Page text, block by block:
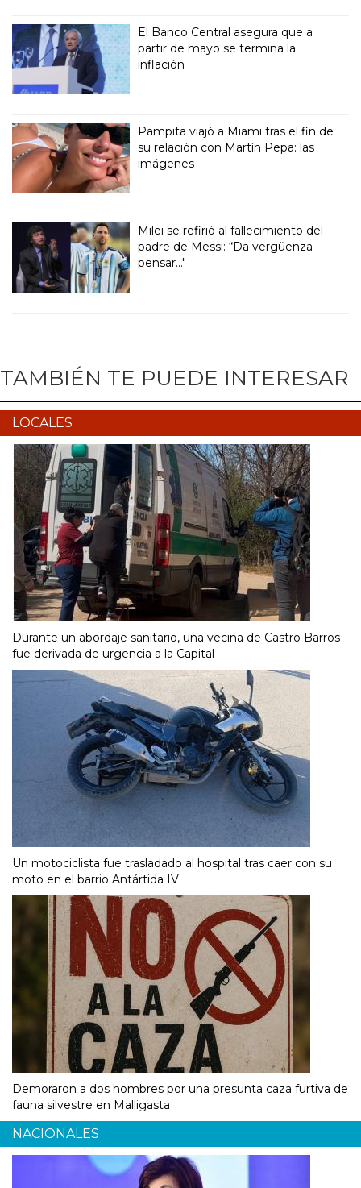
El Banco Central asegura que a
partir de mayo se termina la
inflación
Pampita viajó a Miami tras el fin de
su relación con Martín Pepa: las
imágenes
Milei se refirió al fallecimiento del
padre de Messi: “Da vergüenza
pensar..."
TAMBIÉN TE PUEDE INTERESAR
LOCALES
Durante un abordaje sanitario, una vecina de Castro Barros
fue derivada de urgencia a la Capital
Un motociclista fue trasladado al hospital tras caer con su
moto en el barrio Antártida IV
Demoraron a dos hombres por una presunta caza furtiva de
fauna silvestre en Malligasta
NACIONALES